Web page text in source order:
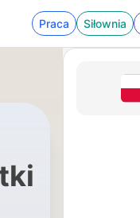
Praca Siłownia